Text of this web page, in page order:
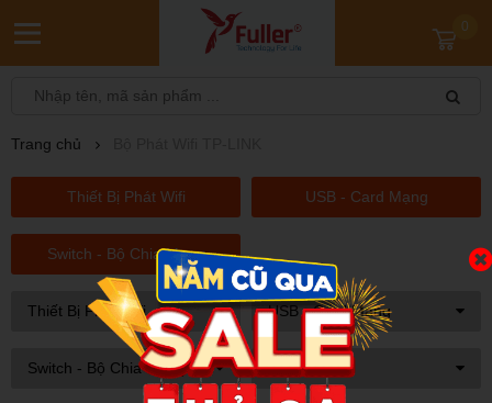
0
Trang chủ
Thiết Bị Phát Wifi USB - Card Mạng
Switch - Bộ Chia Mạng
Thiết Bị Phát Wifi USB - Card Mạng
Switch - Bộ Chia Mạng Sắp xếp